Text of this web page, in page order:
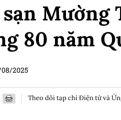
Mường
80 năm
2025
Theo dõi tạp chí Điện tử và